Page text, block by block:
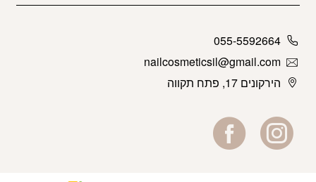
055-5592664
nailcosmeticsil@gmail.com
הירקונים 17, פתח תקווה